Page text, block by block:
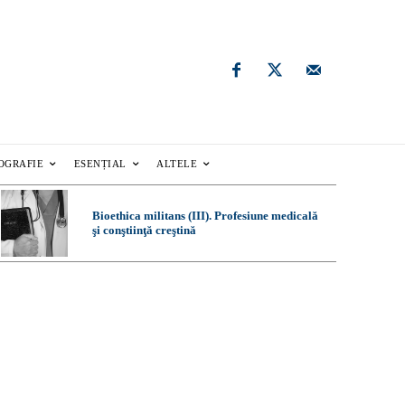
ESENȚIAL ALTELE
Bioethica militans (III). Profesiune medicală
şi conştiinţă creştină